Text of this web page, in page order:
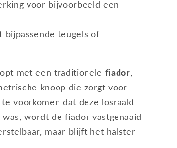
voor bijvoorbeeld een
bijpassende teugels of
met een traditionele fiador,
knoop die zorgt voor
voorkomen dat deze losraakt
wordt de fiador vastgenaaid
maar blijft het halster